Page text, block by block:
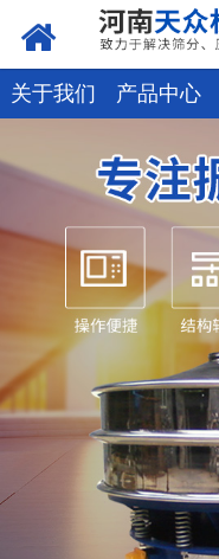
关于我们 产品中心